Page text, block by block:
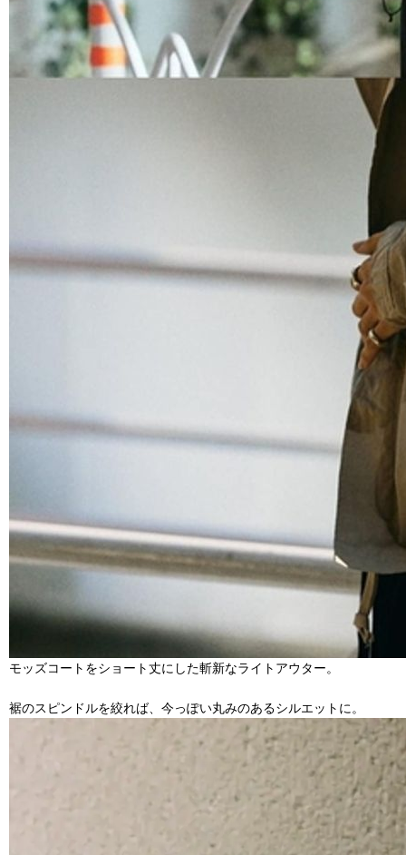
モッズコートをショート丈にした斬新なライトアウター。
裾のスピンドルを絞れば、今っぽい丸みのあるシルエットに。